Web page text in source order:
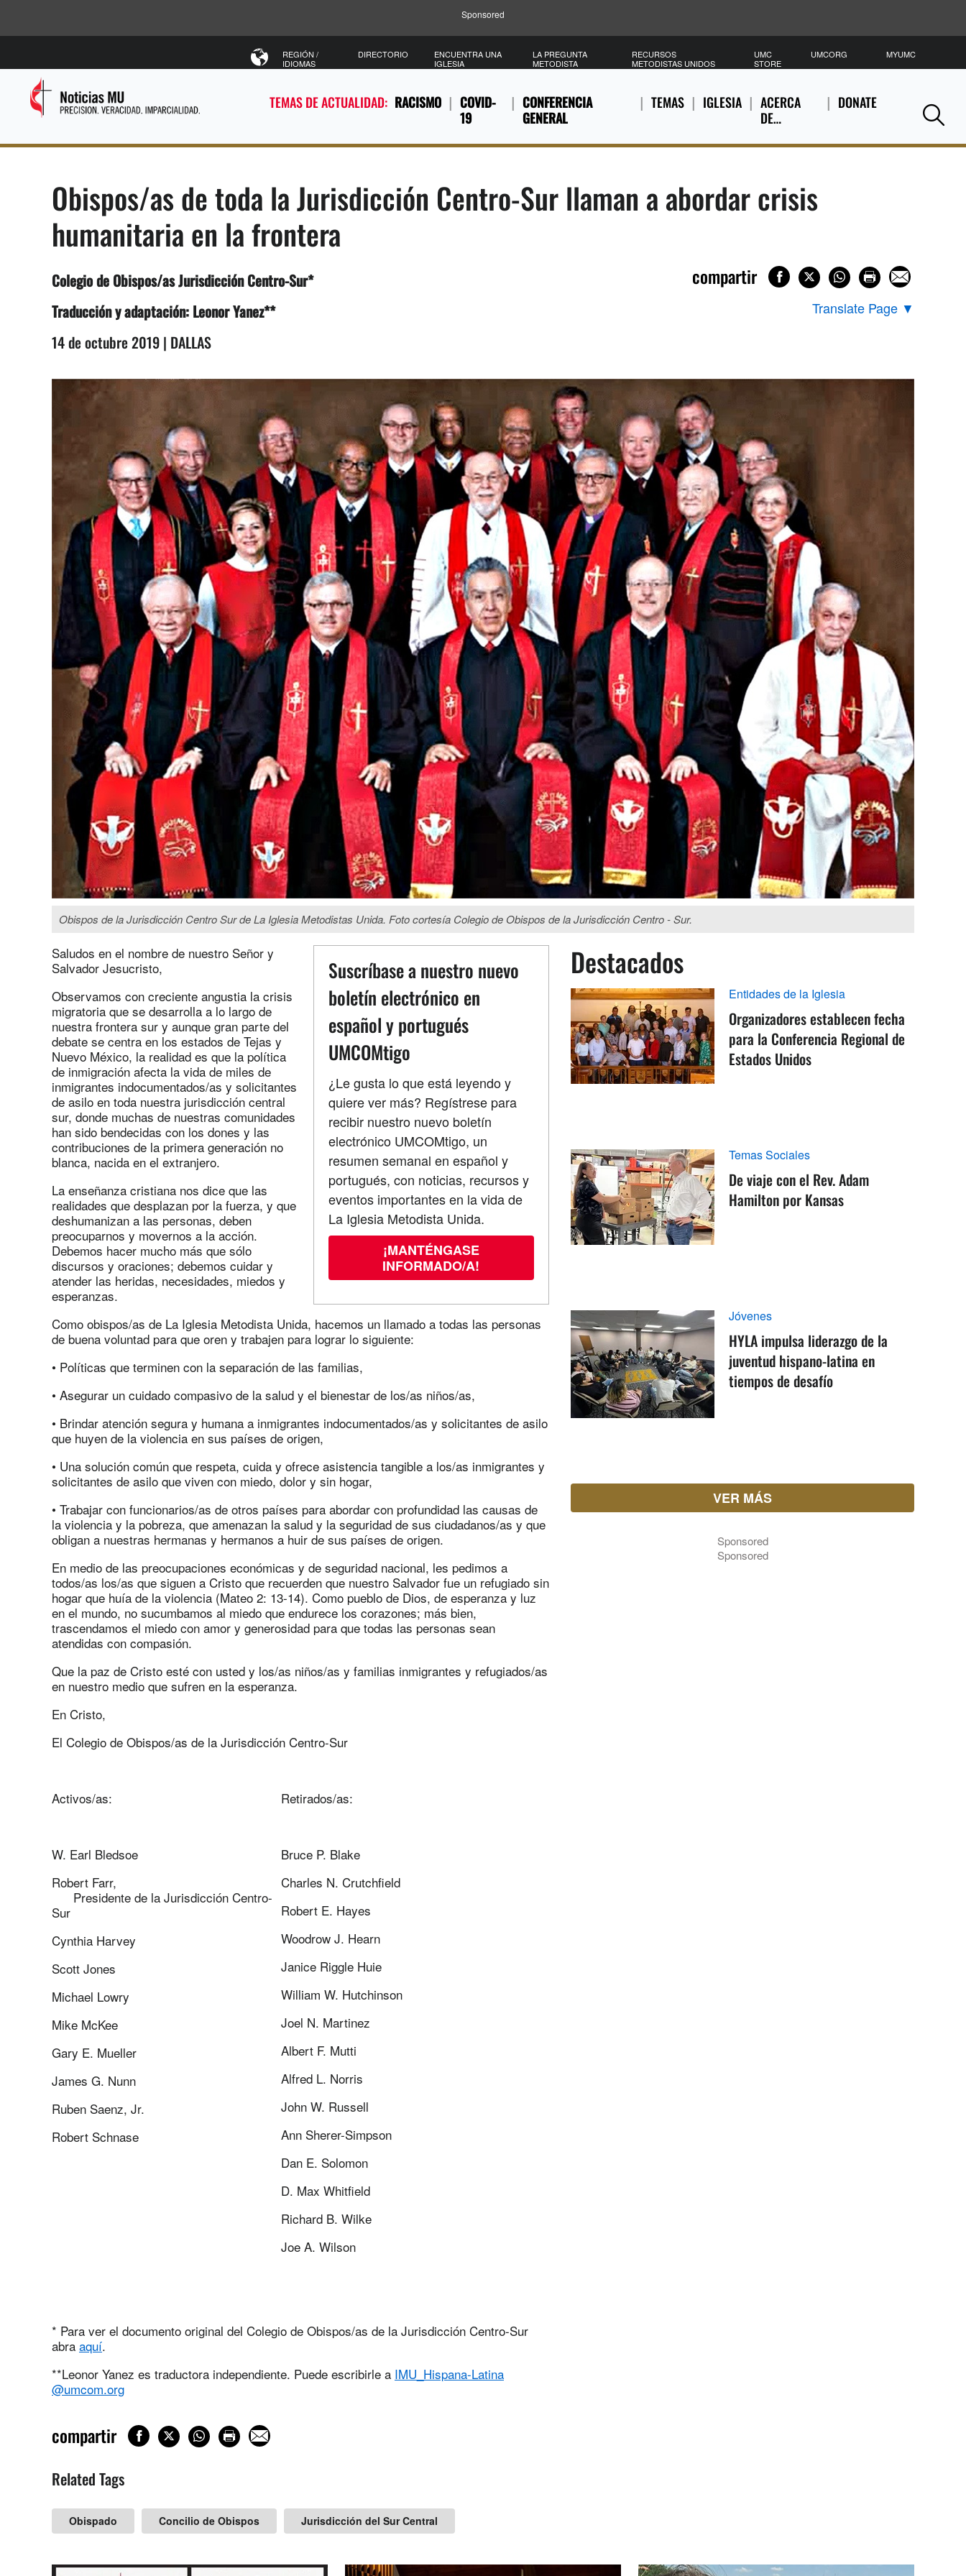
Sponsored
TEMAS DE ACTUALIDAD: RACISMO
COVID-
19
CONFERENCIA
GENERAL
TEMAS IGLESIA
ACERCA
DE…
DONATE
REGIÓN /
IDIOMAS
DIRECTORIO
ENCUENTRA UNA
IGLESIA
LA PREGUNTA
METODISTA
RECURSOS
METODISTAS UNIDOS
UMC
STORE
UMCORG MYUMC
Obispos/as de toda la Jurisdicción Centro-Sur llaman a abordar crisis
humanitaria en la frontera
Colegio de Obispos/as Jurisdicción Centro-Sur*
Traducción y adaptación: Leonor Yanez**
14 de octubre 2019 | DALLAS
compartir
Translate Page ▼
Obispos de la Jurisdicción Centro Sur de La Iglesia Metodistas Unida. Foto cortesía Colegio de Obispos de la Jurisdicción Centro - Sur.
Suscríbase a nuestro nuevo
boletín electrónico en
español y portugués
UMCOMtigo
¿Le gusta lo que está leyendo y
quiere ver más? Regístrese para
recibir nuestro nuevo boletín
electrónico UMCOMtigo, un
resumen semanal en español y
portugués, con noticias, recursos y
eventos importantes en la vida de
La Iglesia Metodista Unida.
¡MANTÉNGASE
INFORMADO/A!
Saludos en el nombre de nuestro Señor y
Salvador Jesucristo,
Observamos con creciente angustia la crisis
migratoria que se desarrolla a lo largo de
nuestra frontera sur y aunque gran parte del
debate se centra en los estados de Tejas y
Nuevo México, la realidad es que la política
de inmigración afecta la vida de miles de
inmigrantes indocumentados/as y solicitantes
de asilo en toda nuestra jurisdicción central
sur, donde muchas de nuestras comunidades
han sido bendecidas con los dones y las
contribuciones de la primera generación no
blanca, nacida en el extranjero.
La enseñanza cristiana nos dice que las
realidades que desplazan por la fuerza, y que
deshumanizan a las personas, deben
preocuparnos y movernos a la acción.
Debemos hacer mucho más que sólo
discursos y oraciones; debemos cuidar y
atender las heridas, necesidades, miedos y
esperanzas.
Como obispos/as de La Iglesia Metodista Unida, hacemos un llamado a todas las personas
de buena voluntad para que oren y trabajen para lograr lo siguiente:
• Políticas que terminen con la separación de las familias,
• Asegurar un cuidado compasivo de la salud y el bienestar de los/as niños/as,
• Brindar atención segura y humana a inmigrantes indocumentados/as y solicitantes de asilo
que huyen de la violencia en sus países de origen,
• Una solución común que respeta, cuida y ofrece asistencia tangible a los/as inmigrantes y
solicitantes de asilo que viven con miedo, dolor y sin hogar,
• Trabajar con funcionarios/as de otros países para abordar con profundidad las causas de
la violencia y la pobreza, que amenazan la salud y la seguridad de sus ciudadanos/as y que
obligan a nuestras hermanas y hermanos a huir de sus países de origen.
En medio de las preocupaciones económicas y de seguridad nacional, les pedimos a
todos/as los/as que siguen a Cristo que recuerden que nuestro Salvador fue un refugiado sin
hogar que huía de la violencia (Mateo 2: 13-14). Como pueblo de Dios, de esperanza y luz
en el mundo, no sucumbamos al miedo que endurece los corazones; más bien,
trascendamos el miedo con amor y generosidad para que todas las personas sean
atendidas con compasión.
Que la paz de Cristo esté con usted y los/as niños/as y familias inmigrantes y refugiados/as
en nuestro medio que sufren en la esperanza.
En Cristo,
El Colegio de Obispos/as de la Jurisdicción Centro-Sur
Activos/as:
W. Earl Bledsoe
Robert Farr,
Presidente de la Jurisdicción Centro-
Sur
Cynthia Harvey
Scott Jones
Michael Lowry
Mike McKee
Gary E. Mueller
James G. Nunn
Ruben Saenz, Jr.
Robert Schnase
Retirados/as:
Bruce P. Blake
Charles N. Crutchfield
Robert E. Hayes
Woodrow J. Hearn
Janice Riggle Huie
William W. Hutchinson
Joel N. Martinez
Albert F. Mutti
Alfred L. Norris
John W. Russell
Ann Sherer-Simpson
Dan E. Solomon
D. Max Whitfield
Richard B. Wilke
Joe A. Wilson
* Para ver el documento original del Colegio de Obispos/as de la Jurisdicción Centro-Sur
abra aquí.
**Leonor Yanez es traductora independiente. Puede escribirle a IMU_Hispana-Latina
@umcom.org
compartir
Related Tags
Obispado Concilio de Obispos Jurisdicción del Sur Central
Destacados
Entidades de la Iglesia
Organizadores establecen fecha
para la Conferencia Regional de
Estados Unidos
Temas Sociales
De viaje con el Rev. Adam
Hamilton por Kansas
Jóvenes
HYLA impulsa liderazgo de la
juventud hispano-latina en
tiempos de desafío
VER MÁS
Sponsored
Sponsored